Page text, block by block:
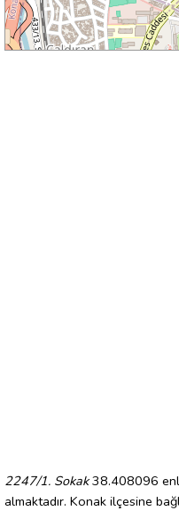
2247/1. Sokak38.408096
almaktadır. Konak ilçesine